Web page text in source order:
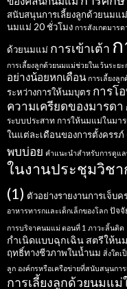
สนับสนุนการเลี้ยงลูกด้วยนมแ
นมแม่ 20 ชั่วโมง การสังเกตมาร
ด้วยนมแม่ การเข้าเต้า
การเลี้ยงลูกด้วยนมแม่ช่วยในเว้นระยะ
อย่างน้อยหกเดือน การเลี้ยงลู
ระหว่างการให้นมบุตร การโ
ความเครียดของมารดา
ระบบประสาท การให้นมแม่ในมา
ในแต่ละเดือนของการตั้งครรภ์
พบบ่อย คำแนะนำสำหรับการดูแ
ในงานประชุมวิช
(1) ตัวอย่างรายงานการเจ็บ
อาหารทารกและเด็กเล็กของโลก ปัจจั
การบริจาคนมแม่ ตอนที่ 1 ภาวะลิ้นติด
กำเนิดแบบฉุกเฉิน สตรีให้น
ฤทธิ์ทางชีวภาพในน้ำนม สิ่งใดเ
ลูก องค์กรหรือเครือข่ายที่สนับสนุนกา
การเลี้ยงลูกด้วยนมแ